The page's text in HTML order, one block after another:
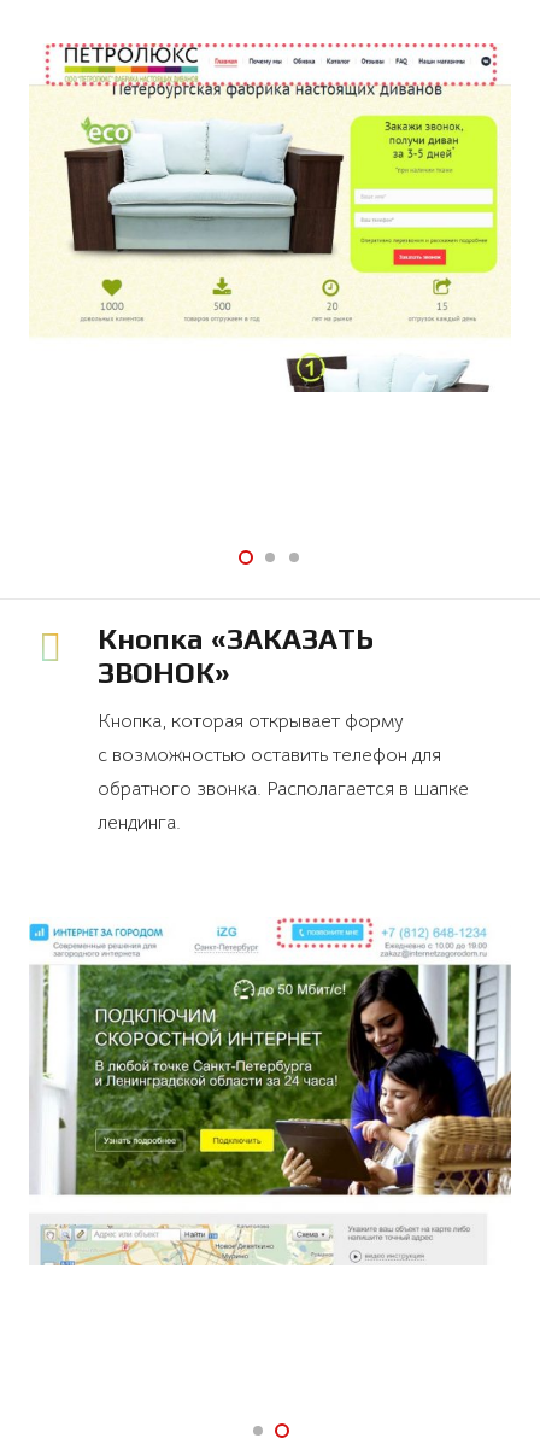
Кнопка «ЗАКАЗАТЬ
ЗВОНОК»
Кнопка, которая открывает форму
с возможностью оставить телефон для
обратного звонка. Располагается в шапке
лендинга.